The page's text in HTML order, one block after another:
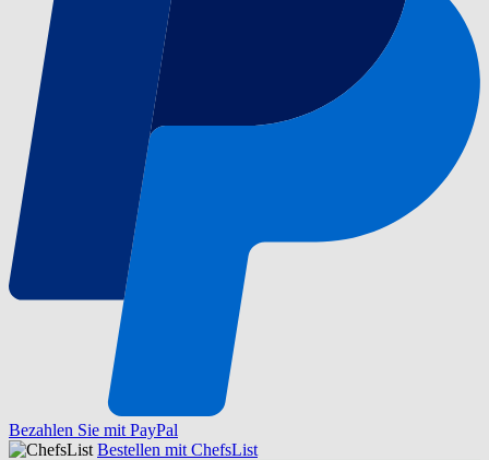
Bezahlen Sie mit PayPal
Bestellen mit ChefsList